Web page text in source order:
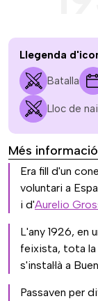
Llegenda
Batalla
Lloc de
Més informació
Era fill d'un
voluntari a
i d'Aurelio
L'any 1926, en
feixista, tota la
s'instal·là a
Passaven per